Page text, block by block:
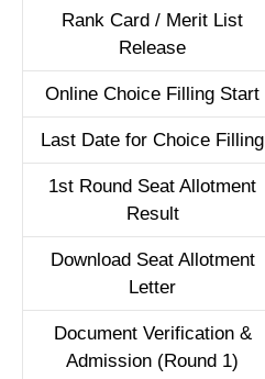
Rank Card / Merit List
Release
Online Choice Filling Start
Last Date for Choice Filling
1st Round Seat Allotment
Result
Download Seat Allotment
Letter
Document Verification &
Admission (Round 1)